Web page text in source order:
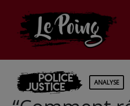
Police
Justice ANALYSE